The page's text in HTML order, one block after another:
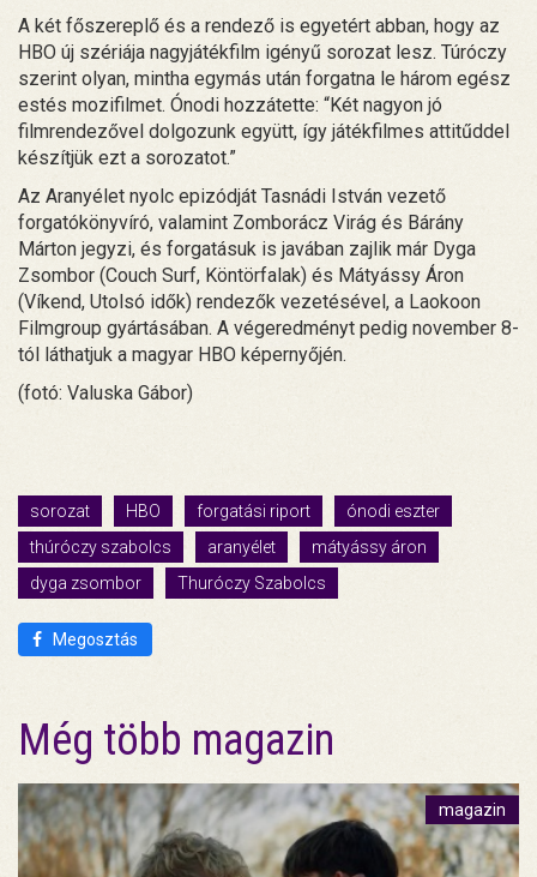
A két főszereplő és a rendező is egyetért abban, hogy az
HBO új szériája nagyjátékfilm igényű sorozat lesz. Túróczy
szerint olyan, mintha egymás után forgatna le három egész
estés mozifilmet. Ónodi hozzátette: “Két nagyon jó
filmrendezővel dolgozunk együtt, így játékfilmes attitűddel
készítjük ezt a sorozatot.”
Az Aranyélet nyolc epizódját Tasnádi István vezető
forgatókönyvíró, valamint Zomborácz Virág és Bárány
Márton jegyzi, és forgatásuk is javában zajlik már Dyga
Zsombor (Couch Surf, Köntörfalak) és Mátyássy Áron
(Víkend, Utolsó idők) rendezők vezetésével, a Laokoon
Filmgroup gyártásában. A végeredményt pedig november 8-
tól láthatjuk a magyar HBO képernyőjén.
(fotó: Valuska Gábor)
sorozat HBO forgatási riport
ónodi eszter
thúróczy szabolcs
aranyélet
mátyássy áron
dyga zsombor
Thuróczy Szabolcs
Megosztás
Még több magazin
magazin